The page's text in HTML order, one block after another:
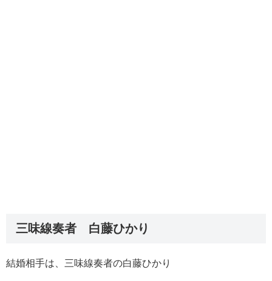
三味線奏者 白藤ひかり
結婚相手は、三味線奏者の白藤ひかり